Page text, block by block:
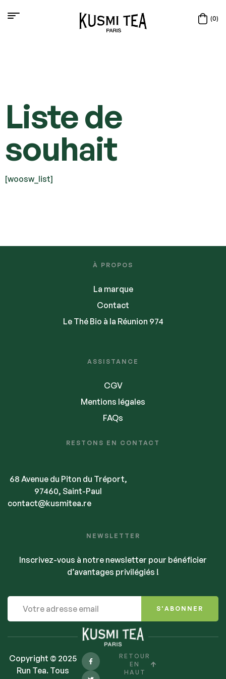
(0)
Liste de
souhait
[woosw_list]
À PROPOS
La marque
Contact
Le Thé Bio à la Réunion 974
ASSISTANCE
CGV
Mentions légales
FAQs
RESTONS EN CONTACT
68 Avenue du Piton du Tréport,
97460, Saint-Paul
contact@kusmitea.re
NEWSLETTER
Inscrivez-vous à notre newsletter pour bénéficier
d’avantages privilégiés !
S'ABONNER
Copyright © 2025
Run Tea. Tous
RETOUR
EN
HAUT